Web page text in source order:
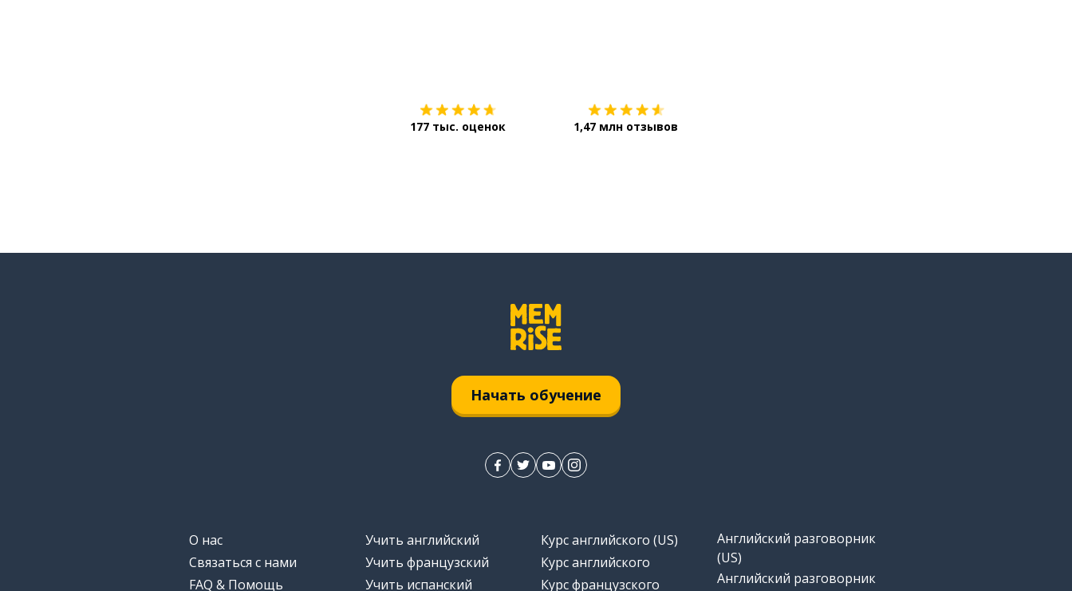
177 тыс. оценок 1,47 млн отзывов
Начать обучение
О нас
Связаться с нами
FAQ & Помощь
Учить английский
Учить французский
Учить испанский
Курс английского (US)
Курс английского
Курс французского
Английский разговорник
(US)
Английский разговорник